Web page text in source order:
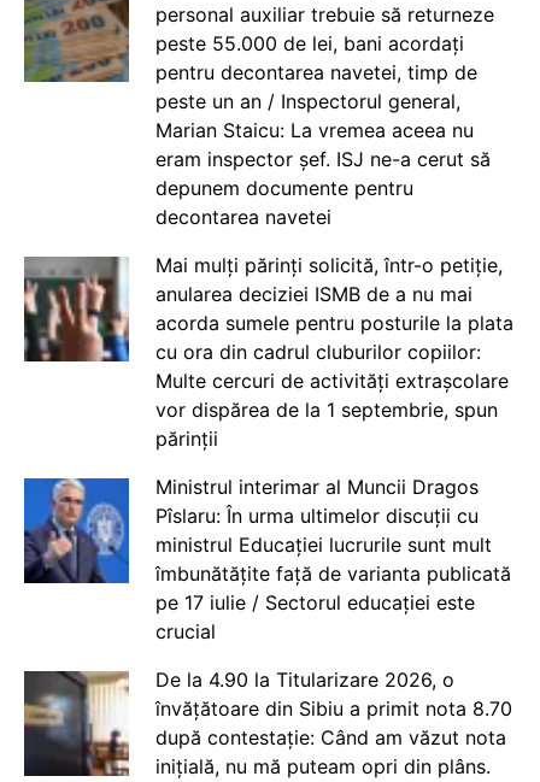
personal auxiliar trebuie să returneze
peste 55.000 de lei, bani acordați
pentru decontarea navetei, timp de
peste un an / Inspectorul general,
Marian Staicu: La vremea aceea nu
eram inspector șef. ISJ ne-a cerut să
depunem documente pentru
decontarea navetei
Mai mulți părinți solicită, într-o petiție,
anularea deciziei ISMB de a nu mai
acorda sumele pentru posturile la plata
cu ora din cadrul cluburilor copiilor:
Multe cercuri de activități extrașcolare
vor dispărea de la 1 septembrie, spun
părinții
Ministrul interimar al Muncii Dragos
Pîslaru: În urma ultimelor discuții cu
ministrul Educației lucrurile sunt mult
îmbunătățite față de varianta publicată
pe 17 iulie / Sectorul educației este
crucial
De la 4.90 la Titularizare 2026, o
învățătoare din Sibiu a primit nota 8.70
după contestație: Când am văzut nota
inițială, nu mă puteam opri din plâns.